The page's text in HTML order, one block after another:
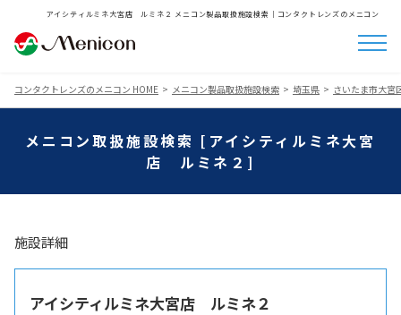
アイシティルミネ大宮店 ルミネ２ メニコン製品取扱施設検索│コンタクトレンズのメニコン
コンタクトレンズのメニコン HOME メニコン製品取扱施設検索 埼玉県 さいたま市大宮
メニコン取扱施設検索 [アイシティルミネ大宮
店 ルミネ２]
施設詳細
アイシティルミネ大宮店 ルミネ２